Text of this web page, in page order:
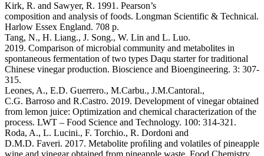
Kirk, R. and Sawyer, R. 1991. Pearson’s
composition and analysis of foods. Longman Scientific & Technical.
Harlow Essex England. 708 p.
Tang, N., H. Liang., J. Song., W. Lin and L. Luo.
2019. Comparison of microbial community and metabolites in
spontaneous fermentation of two types Daqu starter for traditional
Chinese vinegar production. Bioscience and Bioengineering. 3: 307-
315.
Leones, A., E.D. Guerrero., M.Carbu., J.M.Cantoral.,
C.G. Barroso and R.Castro. 2019. Development of vinegar obtained
from lemon juice: Optimization and chemical characterization of the
process. LWT – Food Science and Technology. 100: 314-321.
Roda, A., L. Lucini., F. Torchio., R. Dordoni and
D.M.D. Faveri. 2017. Metabolite proﬁling and volatiles of pineapple